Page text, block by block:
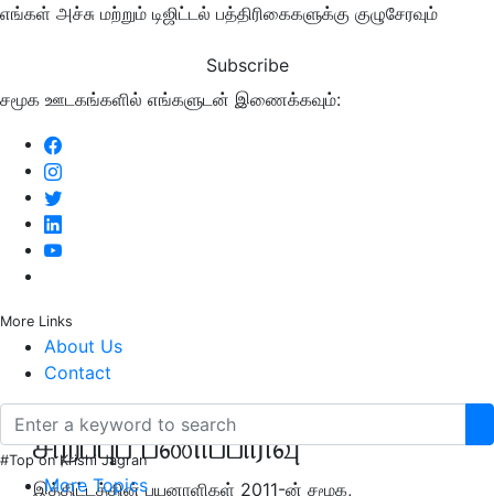
எங்கள் அச்சு மற்றும் டிஜிட்டல் பத்திரிகைகளுக்கு குழுசேரவும்
Subscribe
சமூக ஊடகங்களில் எங்களுடன் இணைக்கவும்:
More Links
About Us
Contact
#Top on Krishi Jagran
More Topics
சிறப்புப் பணிப்பிரிவு
இத்திட்டத்தின் பயனாளிகள் 2011-ன் சமூக,